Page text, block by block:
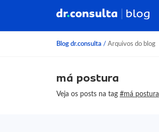
Blog dr.consulta / Arquivos do blog
má postura
Veja os posts na tag #má postura